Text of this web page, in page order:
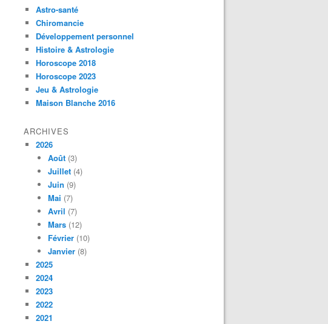
Astro-santé
Chiromancie
Développement personnel
Histoire & Astrologie
Horoscope 2018
Horoscope 2023
Jeu & Astrologie
Maison Blanche 2016
ARCHIVES
2026
Août (3)
Juillet (4)
Juin (9)
Mai (7)
Avril (7)
Mars (12)
Février (10)
Janvier (8)
2025
2024
2023
2022
2021